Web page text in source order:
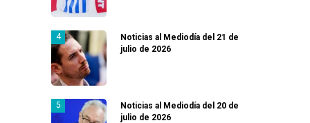
Noticias al Mediodía del 21 de
julio de 2026
Noticias al Mediodía del 20 de
julio de 2026